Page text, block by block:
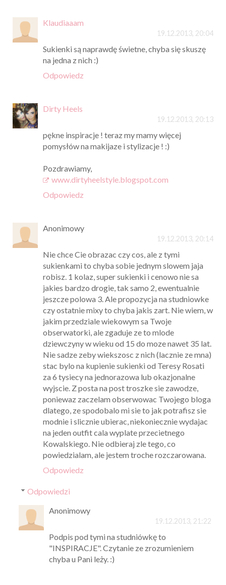
Klaudiaaam
19.12.2013, 20:04
Sukienki są naprawdę świetne, chyba się skuszę
na jedna z nich :)
Odpowiedz
Dirty Heels
19.12.2013, 20:13
pękne inspiracje ! teraz my mamy więcej
pomysłów na makijaze i stylizacje ! :)
Pozdrawiamy,
www.dirtyheelstyle.blogspot.com
Odpowiedz
Anonimowy
19.12.2013, 20:14
Nie chce Cie obrazac czy cos, ale z tymi
sukienkami to chyba sobie jednym slowem jaja
robisz. 1 kolaz, super sukienki i cenowo nie sa
jakies bardzo drogie, tak samo 2, ewentualnie
jeszcze polowa 3. Ale propozycja na studniowke
czy ostatnie mixy to chyba jakis zart. Nie wiem, w
jakim przedziale wiekowym sa Twoje
obserwatorki, ale zgaduje ze to mlode
dziewczyny w wieku od 15 do moze nawet 35 lat.
Nie sadze zeby wiekszosc z nich (lacznie ze mna)
stac bylo na kupienie sukienki od Teresy Rosati
za 6 tysiecy na jednorazowa lub okazjonalne
wyjscie. Z posta na post troszke sie zawodze,
poniewaz zaczelam obserwowac Twojego bloga
dlatego, ze spodobalo mi sie to jak potrafisz sie
modnie i slicznie ubierac, niekoniecznie wydajac
na jeden outfit cala wyplate przecietnego
Kowalskiego. Nie odbieraj zle tego, co
powiedzialam, ale jestem troche rozczarowana.
Odpowiedz
Odpowiedzi
Anonimowy
19.12.2013, 21:22
Podpis pod tymi na studniówkę to
"INSPIRACJE". Czytanie ze zrozumieniem
chyba u Pani leży. :)